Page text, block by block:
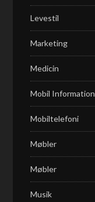
Levestil
Marketing
Medicin
Mobil Information
Mobiltelefoni
Møbler
Møbler
Musik